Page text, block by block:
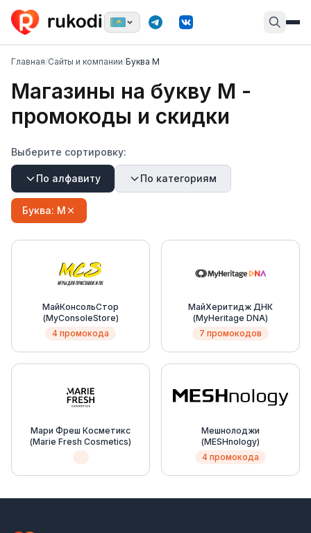
Главная/Сайты и компании/Буква М
Магазины на букву М -
промокоды и скидки
Выберите сортировку:
По алфавиту По категориям
Буква: М
МайКонсольСтор
(MyConsoleStore)
4 промокода
МайХеритидж ДНК
(MyHeritage DNA)
7 промокодов
Мари Фреш Косметикс
(Marie Fresh Cosmetics)
Мешнолоджи
(MESHnology)
4 промокода